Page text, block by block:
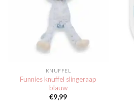
KNUFFEL
Funnies knuffel slingeraap
blauw
€9,99